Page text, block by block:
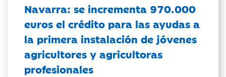
Navarra: se incrementa 970.000
euros el crédito para las ayudas a
la primera instalación de jóvenes
agricultores y agricultoras
profesionales